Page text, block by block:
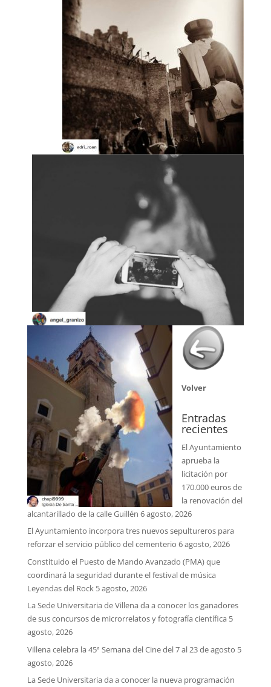
Volver
Entradas
recientes
El Ayuntamiento
aprueba la
licitación por
170.000 euros de
la renovación del
alcantarillado de la calle Guillén 6 agosto, 2026
El Ayuntamiento incorpora tres nuevos sepultureros para
reforzar el servicio público del cementerio 6 agosto, 2026
Constituido el Puesto de Mando Avanzado (PMA) que
coordinará la seguridad durante el festival de música
Leyendas del Rock 5 agosto, 2026
La Sede Universitaria de Villena da a conocer los ganadores
de sus concursos de microrrelatos y fotografía científica 5
agosto, 2026
Villena celebra la 45ª Semana del Cine del 7 al 23 de agosto 5
agosto, 2026
La Sede Universitaria da a conocer la nueva programación